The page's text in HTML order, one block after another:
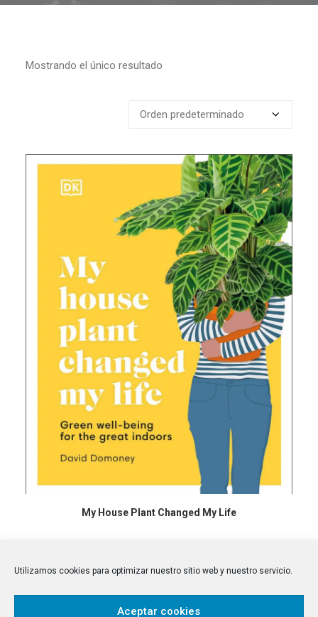
Utilizamos cookies para optimizar nuestro sitio web y nuestro servicio.
Aceptar cookies
Mostrando el único resultado
COMPRAR EN AMAZON
My House Plant Changed My Life